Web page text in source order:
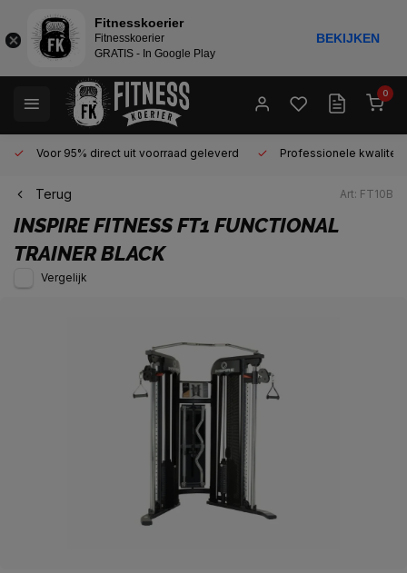
0
Voor 95% direct uit voorraad geleverd Professionele kwaliteit
Terug Art: FT10B
INSPIRE FITNESSFT1 FUNCTIONAL
TRAINER BLACK
Vergelijk
Fitnesskoerier
Fitnesskoerier
GRATIS - In Google Play
BEKIJKEN